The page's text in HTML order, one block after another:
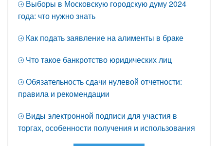
Выборы в Московскую городскую думу 2024
года: что нужно знать
Как подать заявление на алименты в браке
Что такое банкротство юридических лиц
Обязательность сдачи нулевой отчетности:
правила и рекомендации
Виды электронной подписи для участия в
торгах, особенности получения и использования